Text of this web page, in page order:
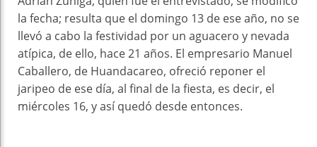
la fecha; resulta que el domingo 13 de ese año, no se
llevó a cabo la festividad por un aguacero y nevada
atípica, de ello, hace 21 años. El empresario Manuel
Caballero, de Huandacareo, ofreció reponer el
jaripeo de ese día, al final de la fiesta, es decir, el
miércoles 16, y así quedó desde entonces.